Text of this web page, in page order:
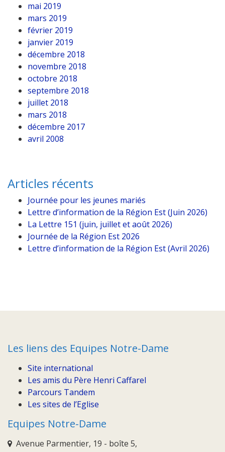
mai 2019
mars 2019
février 2019
janvier 2019
décembre 2018
novembre 2018
octobre 2018
septembre 2018
juillet 2018
mars 2018
décembre 2017
avril 2008
Articles récents
Journée pour les jeunes mariés
Lettre d’information de la Région Est (Juin 2026)
La Lettre 151 (juin, juillet et août 2026)
Journée de la Région Est 2026
Lettre d’information de la Région Est (Avril 2026)
Les liens des Equipes Notre-Dame
Site international
Les amis du Père Henri Caffarel
Parcours Tandem
Les sites de l’Eglise
Equipes Notre-Dame
Avenue Parmentier, 19 - boîte 5,